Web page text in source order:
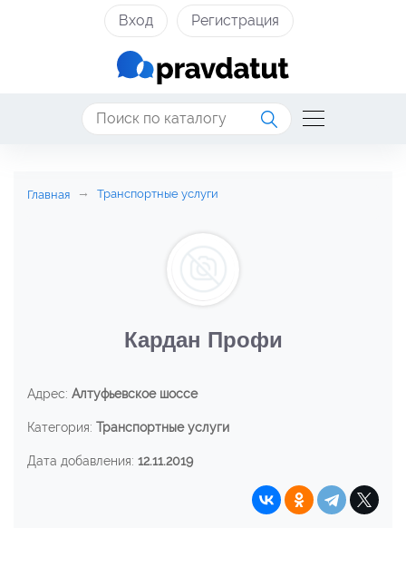
Вход Регистрация
Главная Транспортные услуги
Кардан Профи
Адрес: Алтуфьевское шоссе
Категория: Транспортные услуги
Дата добавления: 12.11.2019